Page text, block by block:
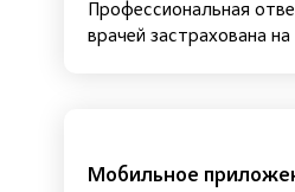
Профессиональная
врачей застрахована
Мобильное